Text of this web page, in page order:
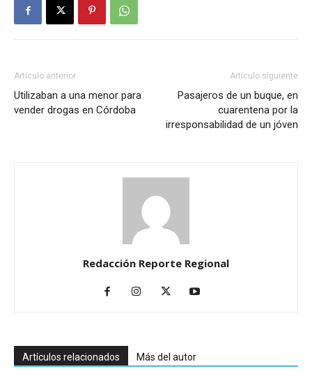
Artículo anterior
Utilizaban a una menor para
vender drogas en Córdoba
Artículo siguiente
Pasajeros de un buque, en
cuarentena por la
irresponsabilidad de un jóven
Redacción Reporte Regional
Artículos relacionados Más del autor